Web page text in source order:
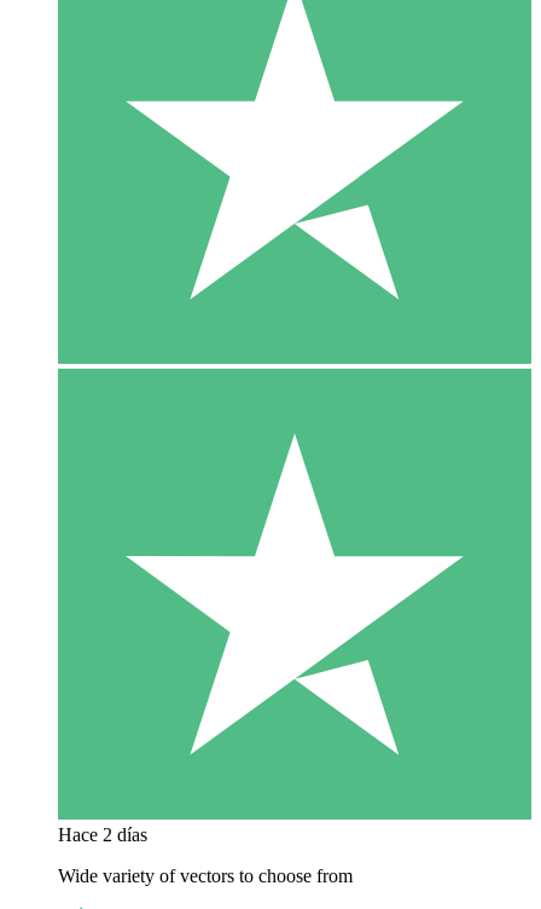
Hace 2 días
Wide variety of vectors to choose from